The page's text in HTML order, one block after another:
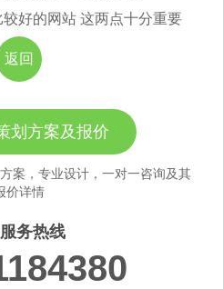
好的网站 这两点十分重要
返回
划方案及报价
案，专业设计，一对一咨询及其
价详情
服务热线